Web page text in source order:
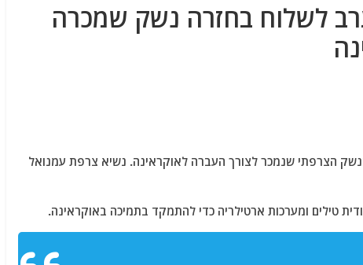
לשלוח בחזרה נשק שמכרה
הצרפתי שנמכר לצורך העברה לאוקראינה. נשיא צרפת עמנואל
טילים ומערכות ארטילריה כדי להתמקד בתמיכה באוקראינה.